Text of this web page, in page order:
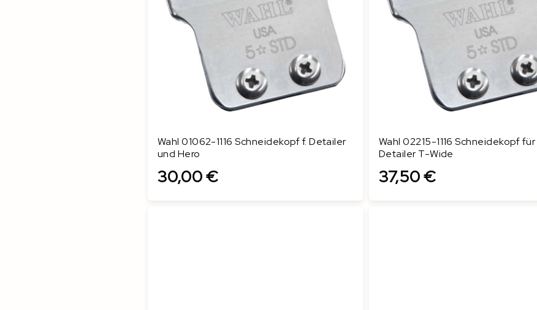
Wahl 01062-1116 Schneidekopf f. Detailer
und Hero
30,00 €
Wahl 02215-1116 Schneidekopf für
Detailer T-Wide
37,50 €